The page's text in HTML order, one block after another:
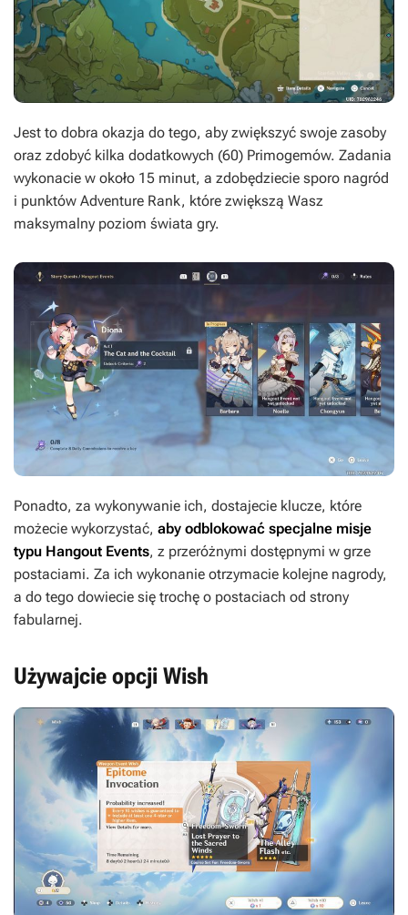
Jest to dobra okazja do tego, aby zwiększyć swoje zasoby
oraz zdobyć kilka dodatkowych (60) Primogemów. Zadania
wykonacie w około 15 minut, a zdobędziecie sporo nagród
i punktów Adventure Rank, które zwiększą Wasz
maksymalny poziom świata gry.
Ponadto, za wykonywanie ich, dostajecie klucze, które
możecie wykorzystać, aby odblokować specjalne misje
typu Hangout Events, z przeróżnymi dostępnymi w grze
postaciami. Za ich wykonanie otrzymacie kolejne nagrody,
a do tego dowiecie się trochę o postaciach od strony
fabularnej.
Używajcie opcji Wish